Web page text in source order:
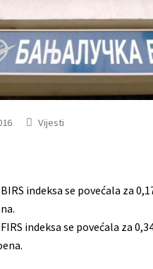
Vijesti
indeksa se povećala za
indeksa se povećala za